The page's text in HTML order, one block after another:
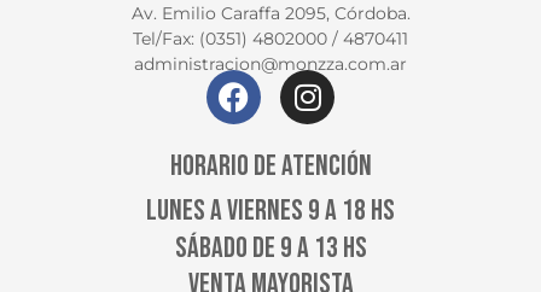
Av. Emilio Caraffa 2095, Córdoba.
Tel/Fax: (0351) 4802000 / 4870411
administracion@monzza.com.ar
HORARIO DE ATENCIÓN
LUNES A VIERNES 9 A 18 HS
SÁBADO DE 9 A 13 HS
VENTA MAYORISTA